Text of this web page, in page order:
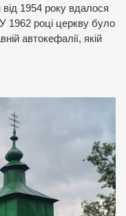
від 1954 року вдалося
1962 році церкву було
автокефалії, якій